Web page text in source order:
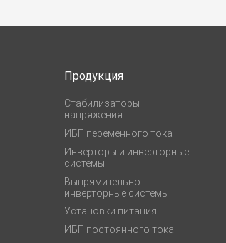
Продукция
Стабилизаторы
напряжения
ИБП переменного тока
Инверторы и инверторные
системы
Выпрямительно-
инверторные системы
Установки питания
ИБП постоянного тока